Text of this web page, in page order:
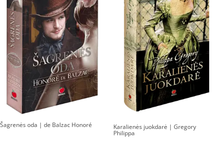
Šagrenės oda | de Balzac Honoré Karalienės juokdarė | Gregory
Philippa